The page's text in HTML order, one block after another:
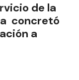
de la
concretó
a